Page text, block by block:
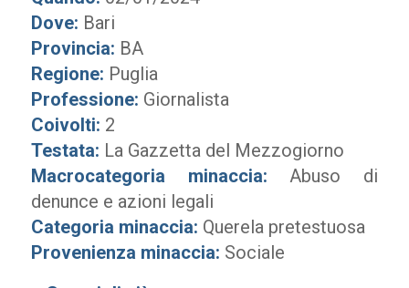
Dove: Bari
Provincia: BA
Regione: Puglia
Professione: Giornalista
Coivolti: 2
Testata: La Gazzetta del Mezzogiorno
Macrocategoria minaccia: Abuso di
denunce e azioni legali
Categoria minaccia: Querela pretestuosa
Provenienza minaccia: Sociale